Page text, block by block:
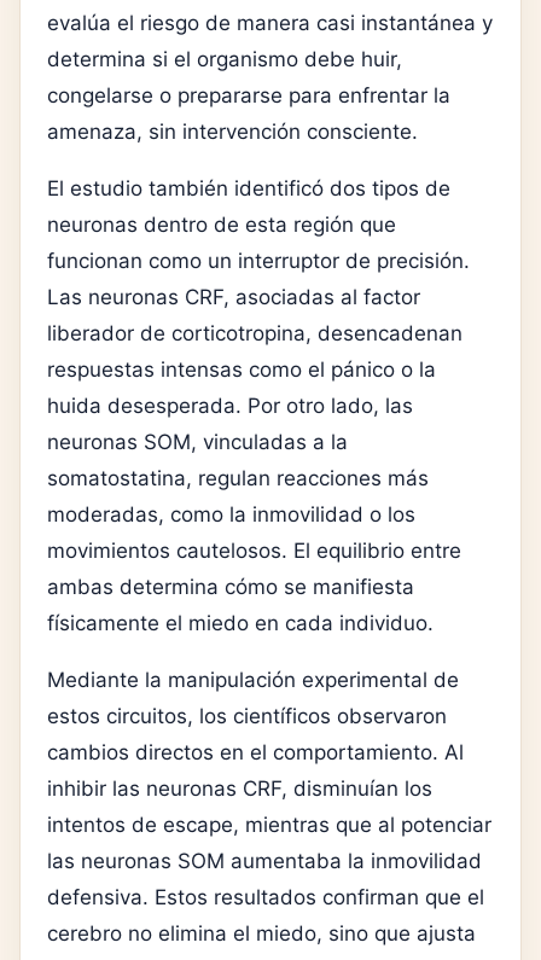
evalúa el riesgo de manera casi instantánea y
determina si el organismo debe huir,
congelarse o prepararse para enfrentar la
amenaza, sin intervención consciente.
El estudio también identificó dos tipos de
neuronas dentro de esta región que
funcionan como un interruptor de precisión.
Las neuronas CRF, asociadas al factor
liberador de corticotropina, desencadenan
respuestas intensas como el pánico o la
huida desesperada. Por otro lado, las
neuronas SOM, vinculadas a la
somatostatina, regulan reacciones más
moderadas, como la inmovilidad o los
movimientos cautelosos. El equilibrio entre
ambas determina cómo se manifiesta
físicamente el miedo en cada individuo.
Mediante la manipulación experimental de
estos circuitos, los científicos observaron
cambios directos en el comportamiento. Al
inhibir las neuronas CRF, disminuían los
intentos de escape, mientras que al potenciar
las neuronas SOM aumentaba la inmovilidad
defensiva. Estos resultados confirman que el
cerebro no elimina el miedo, sino que ajusta